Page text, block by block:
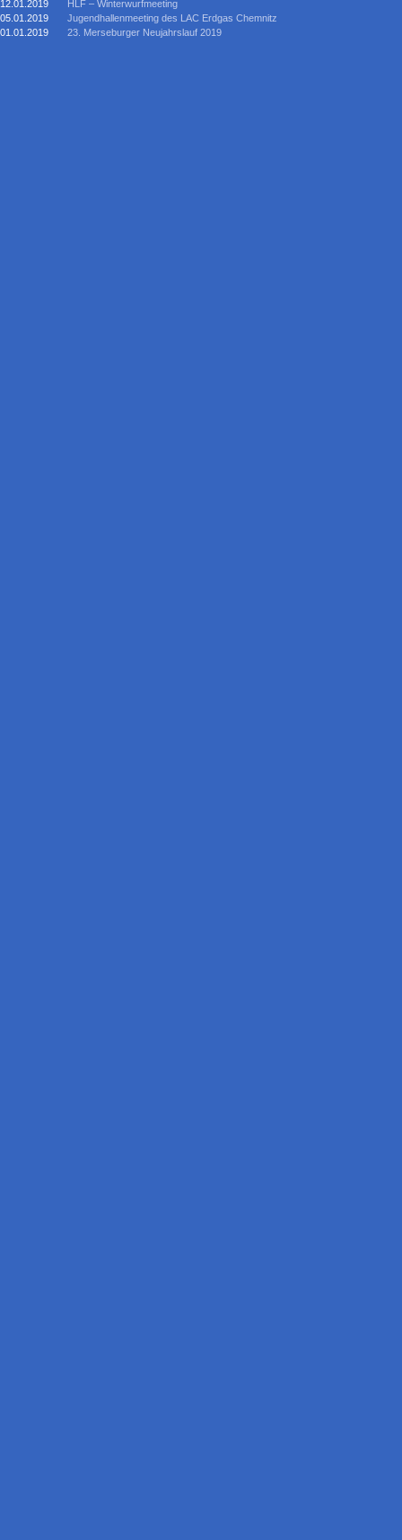
12.01.2019
HLF – Winterwurfmeeting
05.01.2019
Jugendhallenmeeting des LAC Erdgas Chemnitz
01.01.2019
23. Merseburger Neujahrslauf 2019